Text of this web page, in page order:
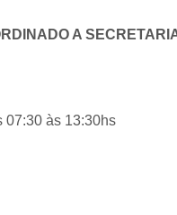
A
07:30 às 13:30hs